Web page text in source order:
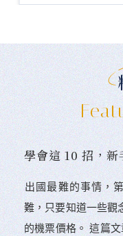
學會這 10 招，
出國最難的事情，
難，只要知道一些觀
的機票價格。 這篇